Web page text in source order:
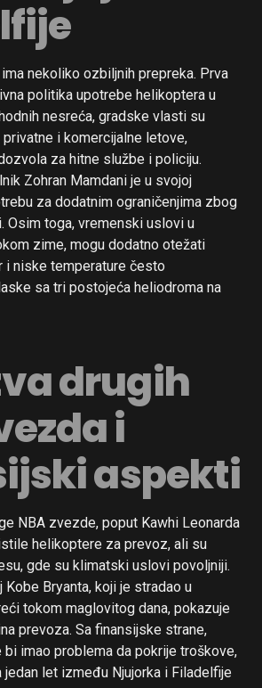
nekoliko ozbiljnih prepreka. Prva
politika upotrebe helikoptera u
nesreća, gradske vlasti su
i komercijalne letove,
za hitne službe i policiju.
Zohran Mamdani je u svojoj
za dodatnim ograničenjima zbog
Osim toga, vremenski uslovi u
zime, mogu dodatno otežati
i niske temperature često
sa tri postojeća heliodroma na
drugih
i
aspekti
NBA zvezde, poput Kawhi Leonarda
helikoptere za prevoz, ali su
gde su klimatski uslovi povoljniji.
Kobe Bryanta, koji je stradao u
tokom maglovitog dana, pokazuje
prevoza. Sa finansijske strane,
bi imao problema da pokrije troškove,
jedan let između Njujorka i Filadelfije